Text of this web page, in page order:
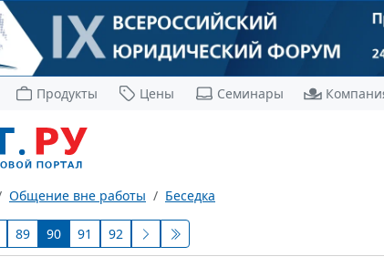
Продукты Цены Семинары
Общение вне работы Беседка
89 90 91 92